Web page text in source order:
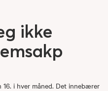
ikke
i hver måned. Det innebærer